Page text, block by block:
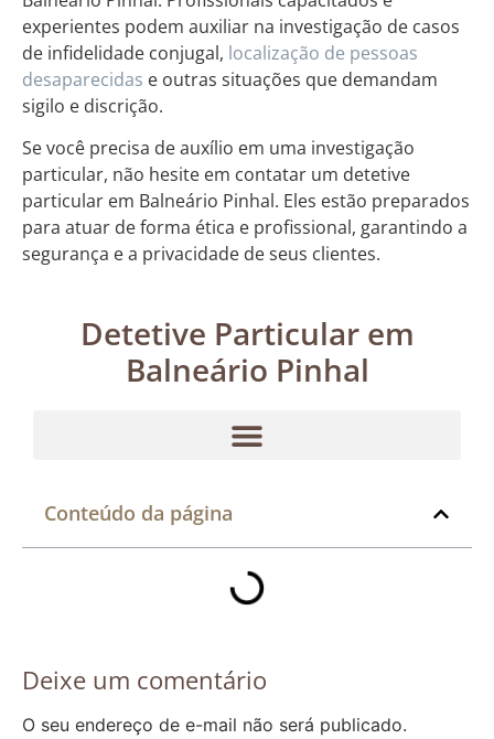
experientes podem auxiliar na investigação de casos
de infidelidade conjugal, localização de pessoas
desaparecidas e outras situações que demandam
sigilo e discrição.
Se você precisa de auxílio em uma investigação
particular, não hesite em contatar um detetive
particular em Balneário Pinhal. Eles estão preparados
para atuar de forma ética e profissional, garantindo a
segurança e a privacidade de seus clientes.
Detetive Particular em
Balneário Pinhal
Conteúdo da página
Deixe um comentário
O seu endereço de e-mail não será publicado.